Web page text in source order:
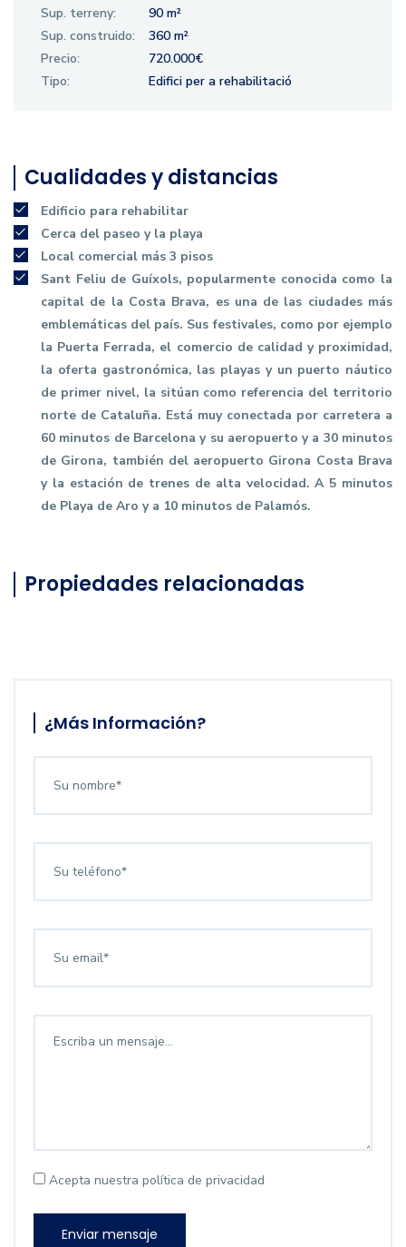
Sup. terreny:
90 m²
Sup. construido:
360 m²
Precio:
720.000€
Tipo:
Edifici per a rehabilitació
Cualidades y distancias
Edificio para rehabilitar
Cerca del paseo y la playa
Local comercial más 3 pisos
Sant Feliu de Guíxols, popularmente conocida como la
capital de la Costa Brava, es una de las ciudades más
emblemáticas del país. Sus festivales, como por ejemplo
la Puerta Ferrada, el comercio de calidad y proximidad,
la oferta gastronómica, las playas y un puerto náutico
de primer nivel, la sitúan como referencia del territorio
norte de Cataluña. Está muy conectada por carretera a
60 minutos de Barcelona y su aeropuerto y a 30 minutos
de Girona, también del aeropuerto Girona Costa Brava
y la estación de trenes de alta velocidad. A 5 minutos
de Playa de Aro y a 10 minutos de Palamós.
Propiedades relacionadas
¿Más Información?
Acepta nuestra política de privacidad
Enviar mensaje